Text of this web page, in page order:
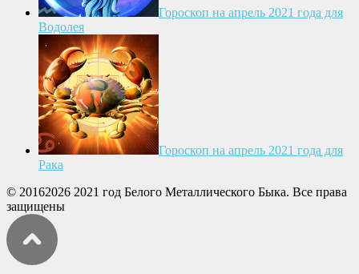
Гороскоп на апрель 2021 года для
Водолея
Гороскоп на апрель 2021 года для
Рака
© 20162026 2021 год Белого Металлического Быка. Все права
защищены